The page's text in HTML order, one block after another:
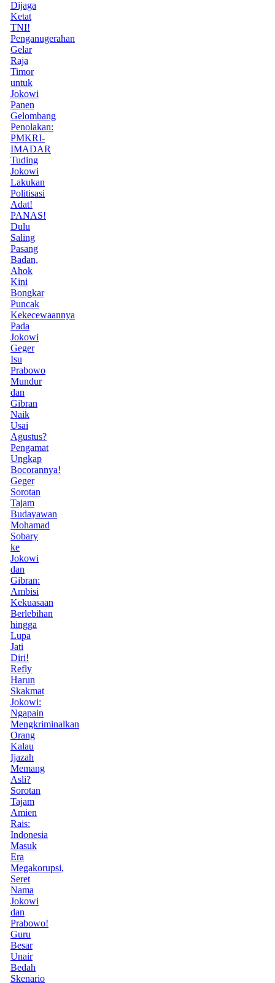
Dijaga
Ketat
TNI!
Penganugerahan
Gelar
Raja
Timor
untuk
Jokowi
Panen
Gelombang
Penolakan:
PMKRI-
IMADAR
Tuding
Jokowi
Lakukan
Politisasi
Adat!
PANAS!
Dulu
Saling
Pasang
Badan,
Ahok
Kini
Bongkar
Puncak
Kekecewaannya
Pada
Jokowi
Geger
Isu
Prabowo
Mundur
dan
Gibran
Naik
Usai
Agustus?
Pengamat
Ungkap
Bocorannya!
Geger
Sorotan
Tajam
Budayawan
Mohamad
Sobary
ke
Jokowi
dan
Gibran:
Ambisi
Kekuasaan
Berlebihan
hingga
Lupa
Jati
Diri!
Refly
Harun
Skakmat
Jokowi:
Ngapain
Mengkriminalkan
Orang
Kalau
Ijazah
Memang
Asli?
Sorotan
Tajam
Amien
Rais:
Indonesia
Masuk
Era
Megakorupsi,
Seret
Nama
Jokowi
dan
Prabowo!
Guru
Besar
Unair
Bedah
Skenario